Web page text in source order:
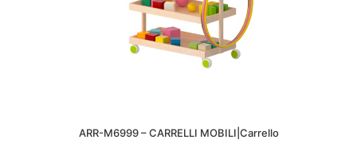
ARR-M6999 – CARRELLI MOBILI|Carrello